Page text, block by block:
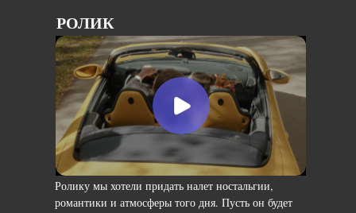
РОЛИК
Ролику мы хотели придать налет ностальгии,
романтики и атмосферы того дня. Пусть он будет